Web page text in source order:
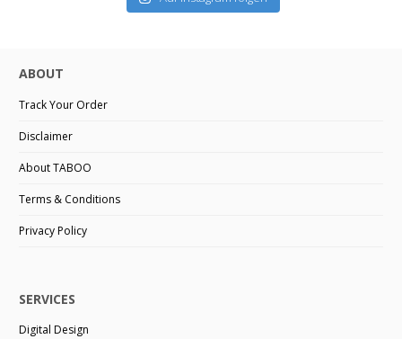
ABOUT
Track Your Order
Disclaimer
About TABOO
Terms & Conditions
Privacy Policy
SERVICES
Digital Design